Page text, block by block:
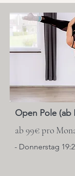
Open Pole (ab
ab 99€ pro
- Donnerstag